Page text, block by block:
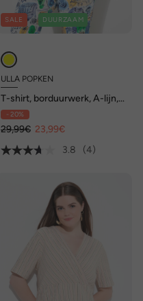
SALE DUURZAAM
ULLA POPKEN
T-shirt, borduurwerk, A-lijn,
V-hals, halve mouw
- 20%
29,99€ 23,99€
3.8
(4)